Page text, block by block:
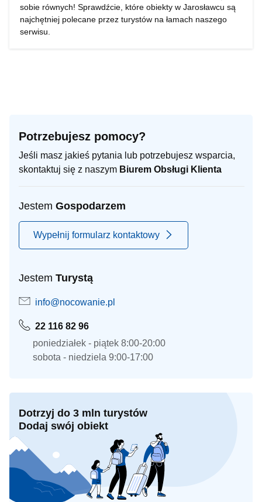
sobie równych! Sprawdźcie, które obiekty w Jarosławcu są
najchętniej polecane przez turystów na łamach naszego
serwisu.
Potrzebujesz pomocy?
Jeśli masz jakieś pytania lub potrzebujesz wsparcia,
skontaktuj się z naszym Biurem Obsługi Klienta
Jestem Gospodarzem
Wypełnij formularz kontaktowy
Jestem Turystą
info@nocowanie.pl
22 116 82 96
poniedziałek - piątek 8:00-20:00
sobota - niedziela 9:00-17:00
Dotrzyj do 3 mln turystów
Dodaj swój obiekt